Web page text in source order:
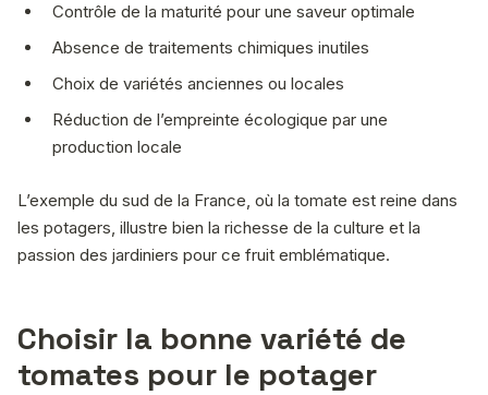
Contrôle de la maturité pour une saveur optimale
Absence de traitements chimiques inutiles
Choix de variétés anciennes ou locales
Réduction de l’empreinte écologique par une
production locale
L’exemple du sud de la France, où la tomate est reine dans
les potagers, illustre bien la richesse de la culture et la
passion des jardiniers pour ce fruit emblématique.
Choisir la bonne variété de
tomates pour le potager